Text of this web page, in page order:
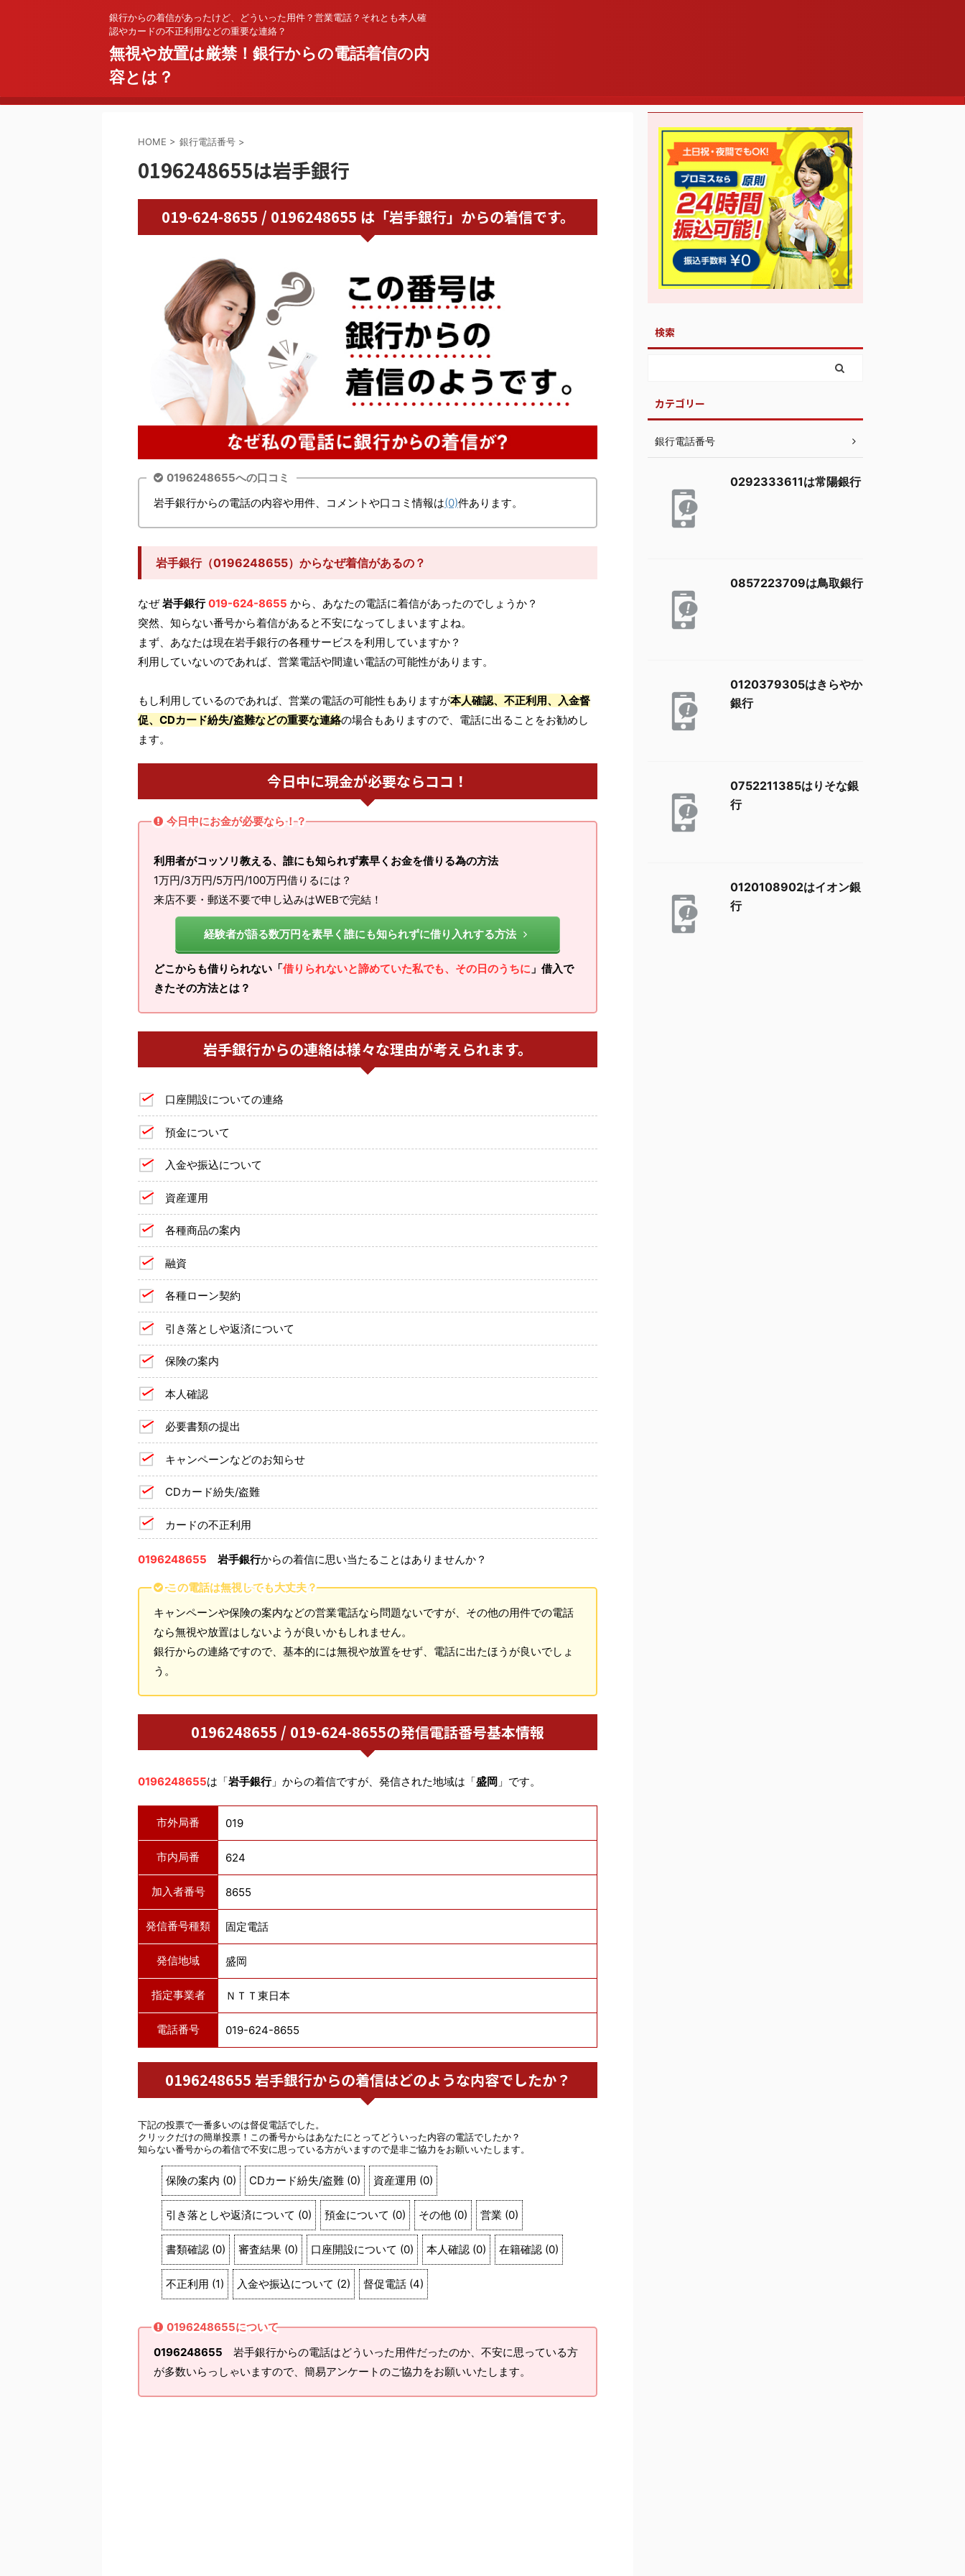
銀行からの着信があったけど、どういった用件？営業電話？それとも本人確
認やカードの不正利用などの重要な連絡？
無視や放置は厳禁！銀行からの電話着信の内
容とは？
HOME > 銀行電話番号 >
0196248655は岩手銀行
019-624-8655 / 0196248655 は「岩手銀行」からの着信です。
0196248655への口コミ
岩手銀行からの電話の内容や用件、コメントや口コミ情報は(0)件あります。
岩手銀行（0196248655）からなぜ着信があるの？
なぜ岩手銀行 019-624-8655 から、あなたの電話に着信があったのでしょうか？
突然、知らない番号から着信があると不安になってしまいますよね。
まず、あなたは現在岩手銀行の各種サービスを利用していますか？
利用していないのであれば、営業電話や間違い電話の可能性があります。
もし利用しているのであれば、営業の電話の可能性もありますが本人確認、不正利用、入金督
促、CDカード紛失/盗難などの重要な連絡の場合もありますので、電話に出ることをお勧めし
ます。
今日中に現金が必要ならココ！
今日中にお金が必要なら！？
利用者がコッソリ教える、誰にも知られず素早くお金を借りる為の方法
1万円/3万円/5万円/100万円借りるには？
来店不要・郵送不要で申し込みはWEBで完結！
経験者が語る数万円を素早く誰にも知られずに借り入れする方法
どこからも借りられない「借りられないと諦めていた私でも、その日のうちに 」借入で
きたその方法とは？
岩手銀行からの連絡は様々な理由が考えられます。
口座開設についての連絡
預金について
入金や振込について
資産運用
各種商品の案内
融資
各種ローン契約
引き落としや返済について
保険の案内
本人確認
必要書類の提出
キャンペーンなどのお知らせ
CDカード紛失/盗難
カードの不正利用
0196248655 岩手銀行からの着信に思い当たることはありませんか？
この電話は無視しても大丈夫？
キャンペーンや保険の案内などの営業電話なら問題ないですが、その他の用件での電話
なら無視や放置はしないようが良いかもしれません。
銀行からの連絡ですので、基本的には無視や放置をせず、電話に出たほうが良いでしょ
う。
0196248655 / 019-624-8655の発信電話番号基本情報
0196248655は「岩手銀行」からの着信ですが、発信された地域は「盛岡 」です。
市外局番 019
市内局番 624
加入者番号 8655
発信番号種類 固定電話
発信地域 盛岡
指定事業者 ＮＴＴ東日本
電話番号 019-624-8655
0196248655 岩手銀行からの着信はどのような内容でしたか？
下記の投票で一番多いのは督促電話でした。
クリックだけの簡単投票！この番号からはあなたにとってどういった内容の電話でしたか？
知らない番号からの着信で不安に思っている方がいますので是非ご協力をお願いいたします。
保険の案内 (0) CDカード紛失/盗難 (0) 資産運用 (0)
引き落としや返済について (0) 預金について (0) その他 (0) 営業 (0)
書類確認 (0) 審査結果 (0) 口座開設について (0) 本人確認 (0) 在籍確認 (0)
不正利用 (1) 入金や振込について (2) 督促電話 (4)
0196248655について
0196248655 岩手銀行からの電話はどういった用件だったのか、不安に思っている方
が多数いらっしゃいますので、簡易アンケートのご協力をお願いいたします。
検索
カテゴリー
銀行電話番号
0292333611は常陽銀行
0857223709は鳥取銀行
0120379305はきらやか
銀行
0752211385はりそな銀
行
0120108902はイオン銀
行